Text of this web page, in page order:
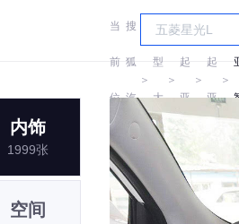
当
前
位
搜
狐
汽
＞
车
型
大
全
＞
起
亚
＞
起
亚
＞
内饰
1999张
空间